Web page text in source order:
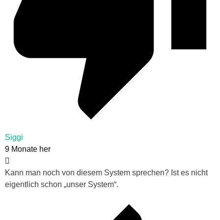
Siggi
9 Monate her
Kann man noch von diesem System sprechen? Ist es nicht
eigentlich schon „unser System“.